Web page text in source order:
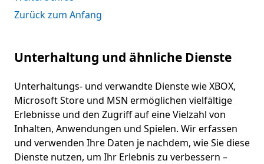
Zurück zum Anfang
Unterhaltung und ähnliche Dienste
Unterhaltungs- und verwandte Dienste wie XBOX,
Microsoft Store und MSN ermöglichen vielfältige
Erlebnisse und den Zugriff auf eine Vielzahl von
Inhalten, Anwendungen und Spielen. Wir erfassen
und verwenden Ihre Daten je nachdem, wie Sie diese
Dienste nutzen, um Ihr Erlebnis zu verbessern –